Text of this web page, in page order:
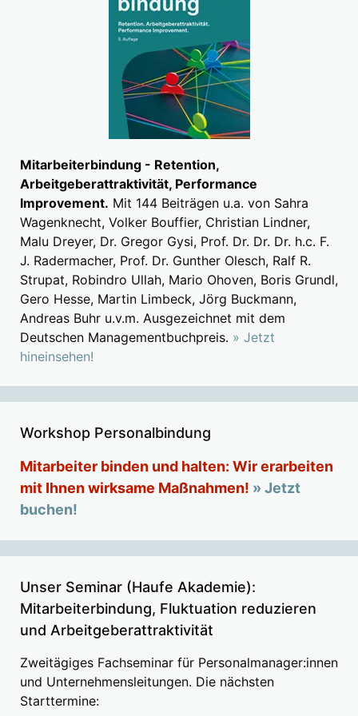
Mitarbeiterbindung - Retention,
Arbeitgeberattraktivität, Performance
Improvement. Mit 144 Beiträgen u.a. von Sahra
Wagenknecht, Volker Bouffier, Christian Lindner,
Malu Dreyer, Dr. Gregor Gysi, Prof. Dr. Dr. Dr. h.c. F.
J. Radermacher, Prof. Dr. Gunther Olesch, Ralf R.
Strupat, Robindro Ullah, Mario Ohoven, Boris Grundl,
Gero Hesse, Martin Limbeck, Jörg Buckmann,
Andreas Buhr u.v.m. Ausgezeichnet mit dem
Deutschen Managementbuchpreis. » Jetzt
hineinsehen!
Workshop Personalbindung
Mitarbeiter binden und halten: Wir erarbeiten
mit Ihnen wirksame Maßnahmen! » Jetzt
buchen!
Unser Seminar (Haufe Akademie):
Mitarbeiterbindung, Fluktuation reduzieren
und Arbeitgeberattraktivität
Zweitägiges Fachseminar für Personalmanager:innen
und Unternehmensleitungen. Die nächsten
Starttermine: